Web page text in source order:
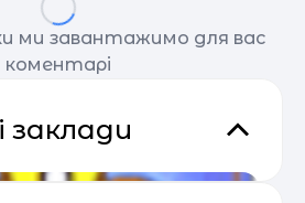
ми завантажимо для вас
коментарі
заклади